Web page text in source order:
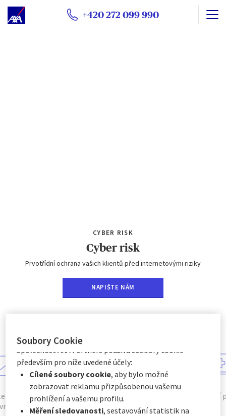
+420 272 099 990
CYBER RISK
Cyber risk
Prvotřídní ochrana vašich klientů před internetovými riziky
NAPIŠTE NÁM
Důvěra klientů Větší
Soubory Cookie
odmítnout. Vaše předvolby uchováme
měsíců. Prostřednictvím Centra předvoleb
souborů cookie můžete souhlasit se všemi nebo pouze
s některými volitelnými soubory cookie v závislosti na
jejich kategorii, a to:
Okamžitě kliknutím na tlačítko „
“ níže, nebo
stránek.
Společnost AXA Partners používá soubory cookie
především pro níže uvedené účely:
Cílené soubory cookie, aby bylo možné
zobrazovat reklamu přizpůsobenou vašemu
prohlížení a vašemu profilu.
Měření sledovanosti, sestavování statistik na